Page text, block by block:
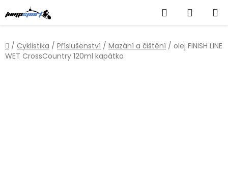
na
obsah
Hledat
KOŠÍK
Domů
/ Cyklistika / Příslušenství / Mazání a čištění / olej FINISH LINE
WET CrossCountry 120ml kapátko